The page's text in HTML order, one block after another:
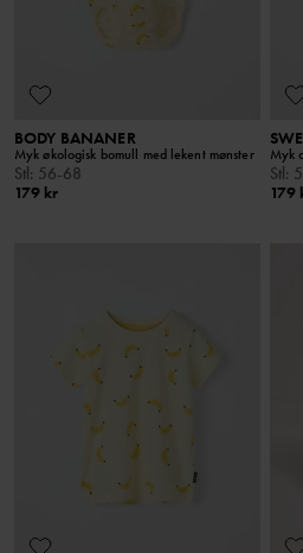
BODY BANANER
Myk økologisk bomull med lekent mønster
Stl: 56-68
179 kr
Myk
Stl:
179